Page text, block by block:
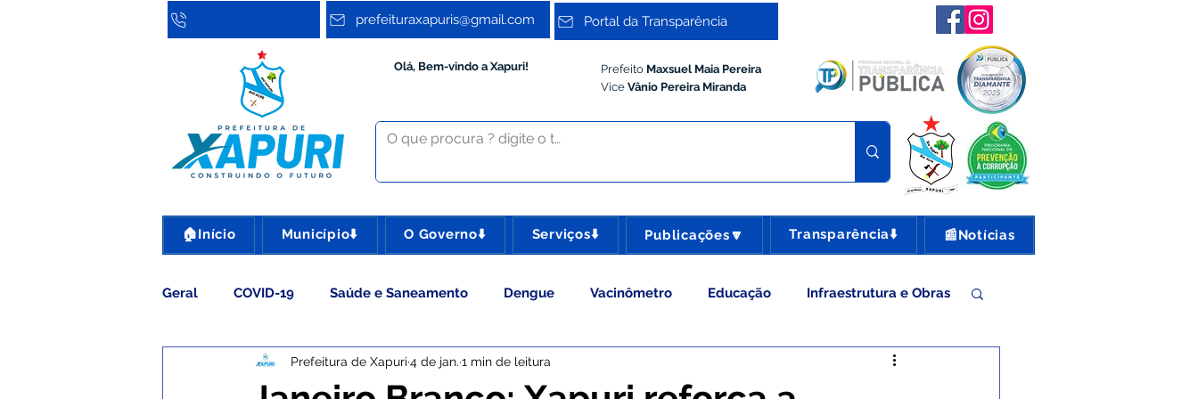
prefeituraxapuris@gmail.com Portal da Transparência
Olá, Bem-vindo a Xapuri! Prefeito Maxsuel Maia Pereira
Vice Vânio Pereira Miranda
🏠Início Município⬇️ O Governo⬇️ Serviços⬇️ Publicações🔽 Transparência⬇️ 📰Notícias
Geral COVID-19 Saúde e Saneamento Dengue Vacinômetro Educação Infraestrutura e Obras
Assistência Social Cultura Esporte e Lazer Administração e Gestão
Prefeitura de Xapuri 4 de jan. 1 min de leitura